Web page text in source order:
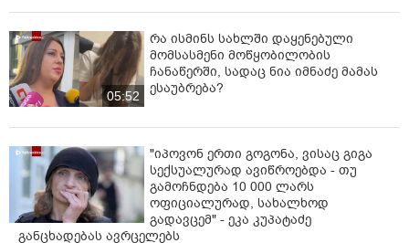
05:52
რა ისმინს სახლში დაყენებული
მომსასმენი მოწყობილობის
ჩანაწერში, სადაც ნია იმნაძე მამას
ესაუბრება?
"იპოვონ ერთი გოგონა, ვისაც გიგა
სექსუალურად ავიწროებდა - თუ
გამოჩნდება 10 000 ლარს
ოფიციალურად, სახალხოდ
გადავცემ" - ეკა კუპატაძე
განცხადებას ავრცელებს